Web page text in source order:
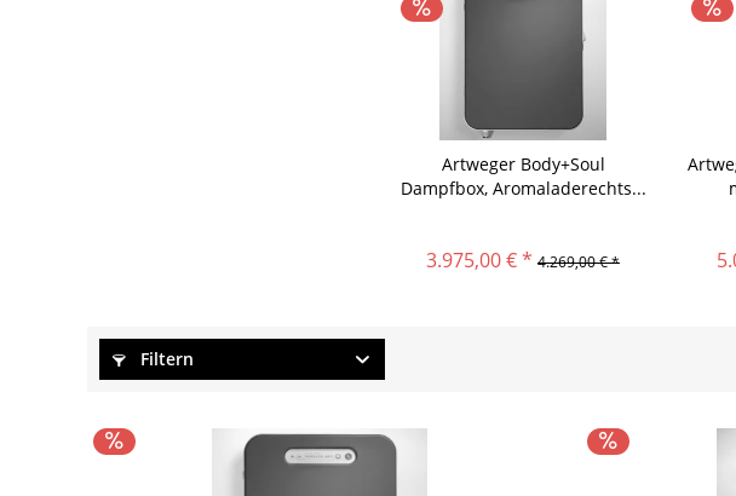
Artweger Body+Soul
Dampfbox, Aromaladerechts...
3.975,00 € * 4.269,00 € *
Filtern